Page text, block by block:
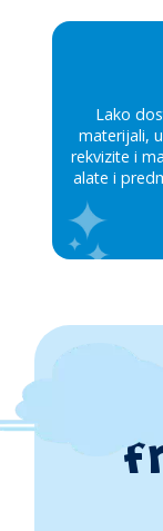
Lako
materijali,
rekvizite i
alate i